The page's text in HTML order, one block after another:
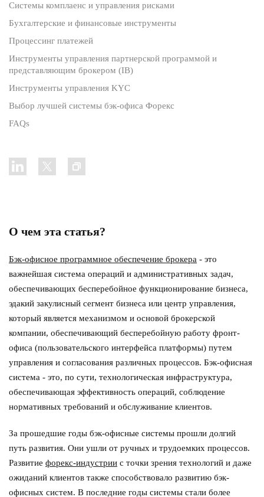
Системы комплаенс и управления рисками
Бухгалтерские и финансовые инструменты
Процессинг платежей
Инструменты управления партнерской программой и
представляющим брокером (IB)
Инструменты управления KYC
Выбор лучшей системы бэк-офиса Форекс
FAQs
О чем эта статья?
Бэк-офисное программное обеспечение брокера - это
важнейшая система операций и административных задач,
обеспечивающих бесперебойное функционирование бизнеса,
эдакий закулисный сегмент бизнеса или центр управления,
который является механизмом и основой брокерской
компании, обеспечивающий бесперебойную работу фронт-
офиса (пользовательского интерфейса платформы) путем
управления и согласования различных процессов. Бэк-офисная
система - это, по сути, технологическая инфраструктура,
обеспечивающая эффективность операций, соблюдение
нормативных требований и обслуживание клиентов.
За прошедшие годы бэк-офисные системы прошли долгий
путь развития. Они ушли от ручных и трудоемких процессов.
Развитие форекс-индустрии с точки зрения технологий и даже
ожиданий клиентов также способствовало развитию бэк-
офисных систем. В последние годы системы стали более